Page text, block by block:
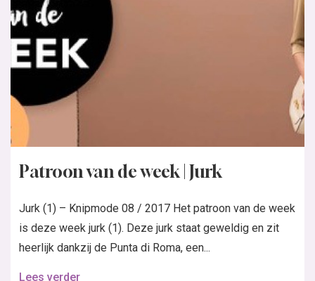
Patroon van de week | Jurk
Jurk (1) – Knipmode 08 / 2017 Het patroon van de week
is deze week jurk (1). Deze jurk staat geweldig en zit
heerlijk dankzij de Punta di Roma, een...
Lees verder